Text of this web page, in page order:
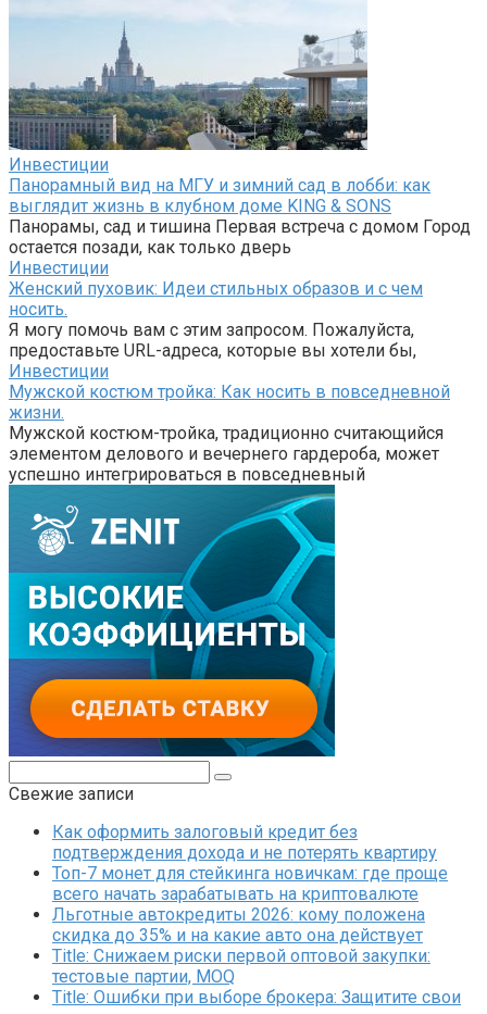
Инвестиции
Панорамный вид на МГУ и зимний сад в лобби: как
выглядит жизнь в клубном доме KING & SONS
Панорамы, сад и тишина Первая встреча с домом Город
остается позади, как только дверь
Инвестиции
Женский пуховик: Идеи стильных образов и с чем
носить.
Я могу помочь вам с этим запросом. Пожалуйста,
предоставьте URL-адреса, которые вы хотели бы,
Инвестиции
Мужской костюм тройка: Как носить в повседневной
жизни.
Мужской костюм-тройка, традиционно считающийся
элементом делового и вечернего гардероба, может
успешно интегрироваться в повседневный
Свежие записи
Как оформить залоговый кредит без
подтверждения дохода и не потерять квартиру
Топ-7 монет для стейкинга новичкам: где проще
всего начать зарабатывать на криптовалюте
Льготные автокредиты 2026: кому положена
скидка до 35% и на какие авто она действует
Title: Снижаем риски первой оптовой закупки:
тестовые партии, MOQ
Title: Ошибки при выборе брокера: Защитите свои